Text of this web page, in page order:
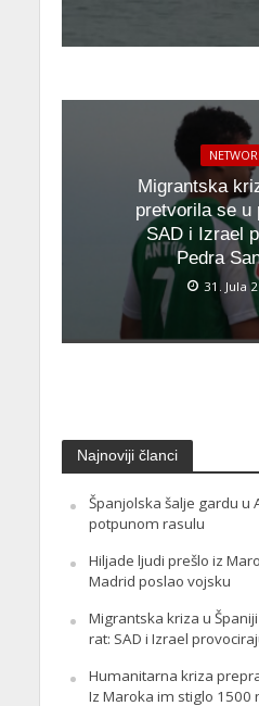
Migrantska
pretvorila se u
SAD i Izrael
Pedra
31. Jula
Najnoviji članci
Španjolska šalje gardu u
potpunom rasulu
Hiljade ljudi prešlo iz
Madrid poslao vojsku
Migrantska kriza u
rat: SAD i Izrael
Humanitarna kriza
Iz Maroka im stiglo 1500